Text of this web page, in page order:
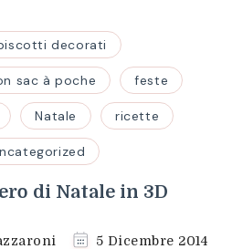
decorati
sac à poche feste
Natale ricette
di Natale in 3D
5 Dicembre 2014